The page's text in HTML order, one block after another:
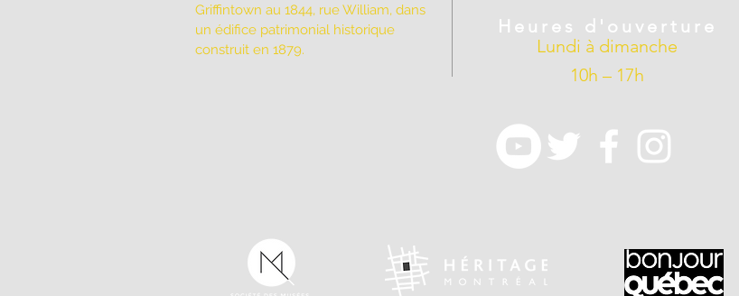
Griffintown au 1844, rue William, dans
un édifice patrimonial historique
construit en 1879.
Heures d'ouverture
Lundi à dimanche
10h – 17h